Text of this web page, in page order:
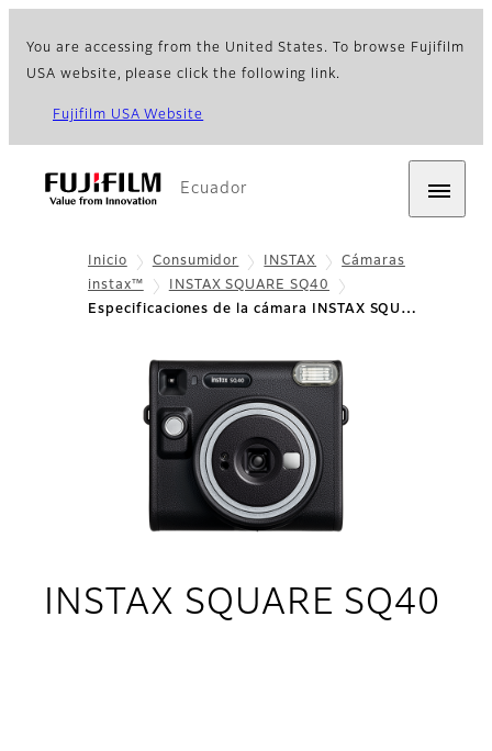
You are accessing from the United States. To browse Fujifilm
USA website, please click the following link.
Fujifilm USA Website
Ecuador
Inicio Consumidor INSTAX
Cámaras
instax™
INSTAX SQUARE SQ40
Especificaciones de la cámara INSTAX SQU…
INSTAX SQUARE SQ40